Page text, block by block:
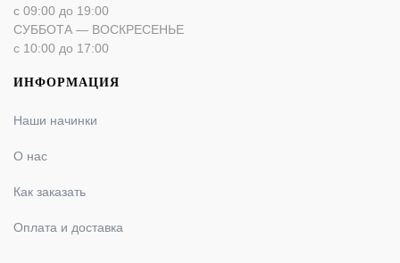
с 09:00 до 19:00
СУББОТА — ВОСКРЕСЕНЬЕ
с 10:00 до 17:00
ИНФОРМАЦИЯ
Наши начинки
О нас
Как заказать
Оплата и доставка